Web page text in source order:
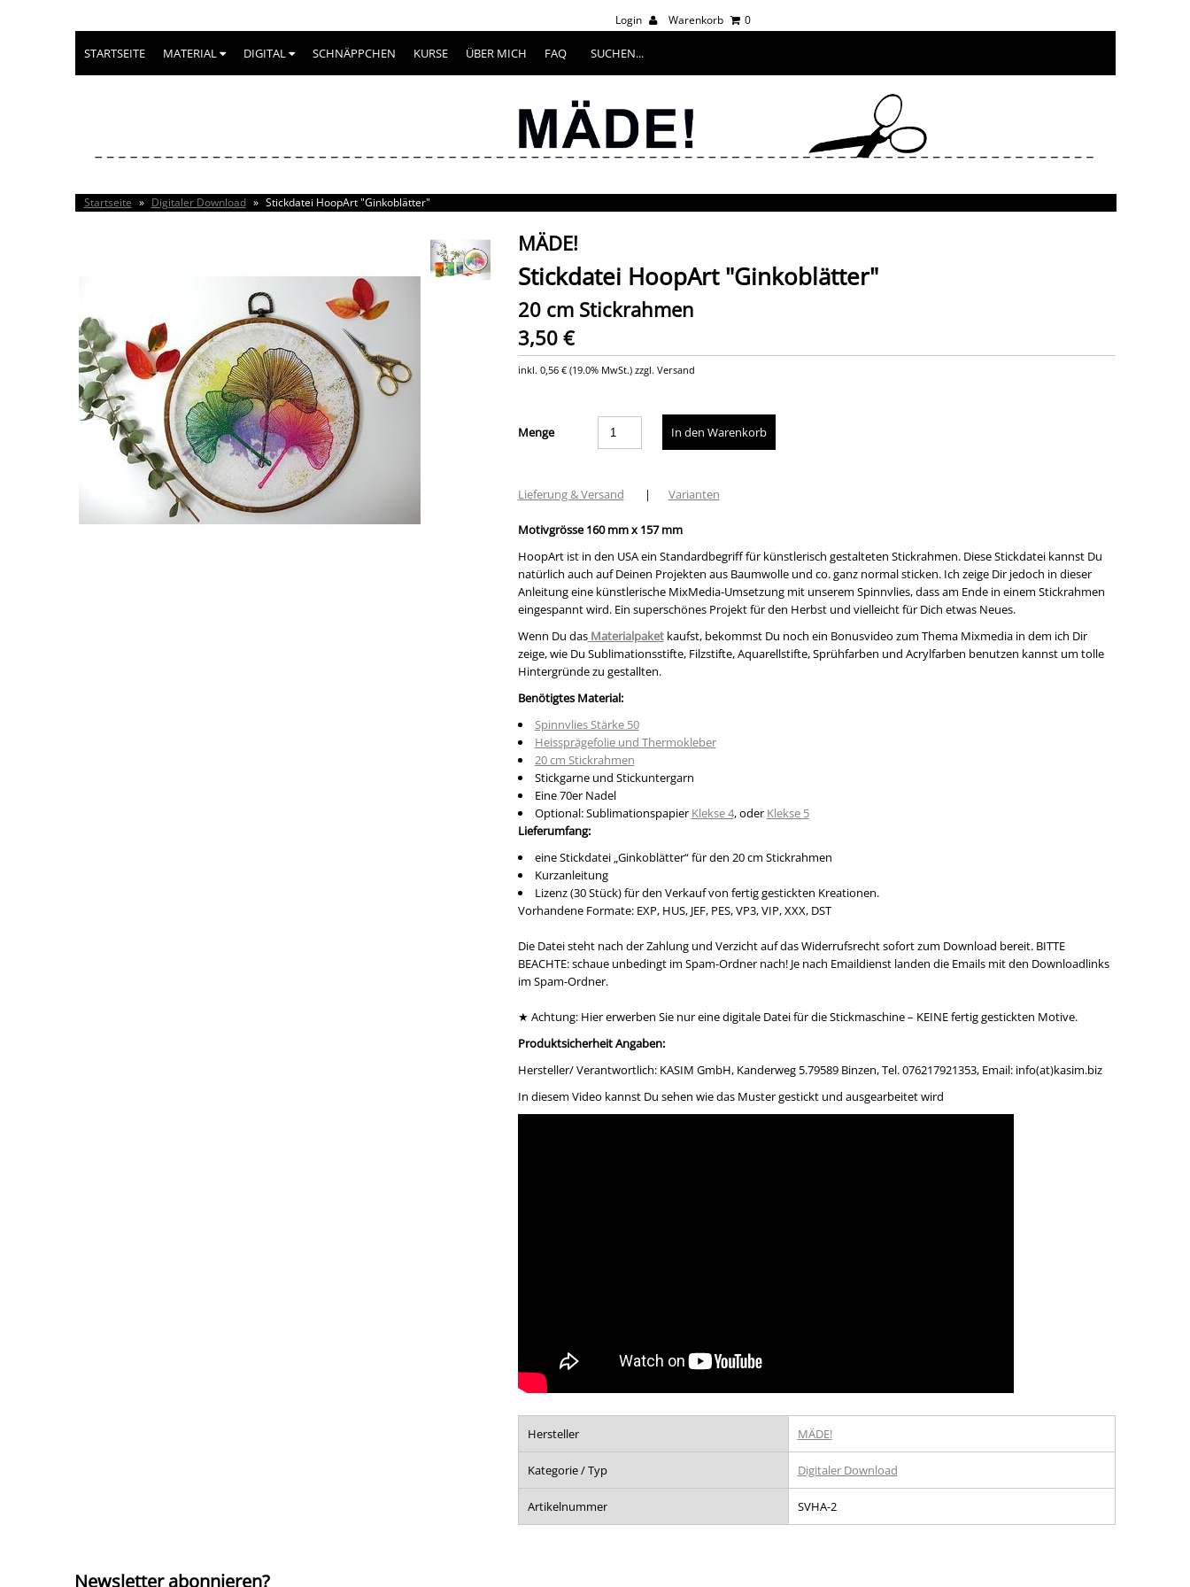
Login Warenkorb 0
STARTSEITE MATERIAL DIGITAL SCHNÄPPCHEN KURSE ÜBER MICH FAQ
Startseite » Digitaler Download » Stickdatei HoopArt "Ginkoblätter"
MÄDE!
Stickdatei HoopArt "Ginkoblätter"
20 cm Stickrahmen
3,50 €
inkl. 0,56 €(19.0% MwSt.) zzgl. Versand
Menge
Lieferung & Versand | Varianten
Motivgrösse 160 mm x 157 mm
HoopArt ist in den USA ein Standardbegriff für künstlerisch gestalteten Stickrahmen. Diese Stickdatei kannst Du
natürlich auch auf Deinen Projekten aus Baumwolle und co. ganz normal sticken. Ich zeige Dir jedoch in dieser
Anleitung eine künstlerische MixMedia-Umsetzung mit unserem Spinnvlies, dass am Ende in einem Stickrahmen
eingespannt wird. Ein superschönes Projekt für den Herbst und vielleicht für Dich etwas Neues.
Wenn Du dasMaterialpaketkaufst, bekommst Du noch ein Bonusvideo zum Thema Mixmedia in dem ich Dir
zeige, wie Du Sublimationsstifte, Filzstifte, Aquarellstifte, Sprühfarben und Acrylfarben benutzen kannst um tolle
Hintergründe zu gestallten.
Benötigtes Material:
Spinnvlies Stärke 50
Heissprägefolie und Thermokleber
20 cm Stickrahmen
Stickgarne und Stickuntergarn
Eine 70er Nadel
Optional: Sublimationspapier Klekse 4, oder Klekse 5
Lieferumfang:
eine Stickdatei „Ginkoblätter“ für den 20 cm Stickrahmen
Kurzanleitung
Lizenz (30 Stück) für den Verkauf von fertig gestickten Kreationen.
Vorhandene Formate: EXP, HUS, JEF, PES, VP3, VIP, XXX, DST
Die Datei steht nach der Zahlung und Verzicht auf das Widerrufsrecht sofort zum Download bereit. BITTE
BEACHTE: schaue unbedingt im Spam-Ordner nach! Je nach Emaildienst landen die Emails mit den Downloadlinks
im Spam-Ordner.
★ Achtung: Hier erwerben Sie nur eine digitale Datei für die Stickmaschine – KEINE fertig gestickten Motive.
Produktsicherheit Angaben:
Hersteller/ Verantwortlich: KASIM GmbH, Kanderweg 5.79589 Binzen, Tel. 076217921353, Email: info(at)kasim.biz
In diesem Video kannst Du sehen wie das Muster gestickt und ausgearbeitet wird
Hersteller MÄDE!
Kategorie / Typ Digitaler Download
Artikelnummer SVHA-2
Newsletter abonnieren?